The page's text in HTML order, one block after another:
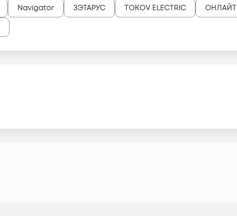
Navigator ЗЭТАРУС TOKOV ELECTRIC ОНЛАЙТ